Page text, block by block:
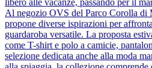
Al negozio OVS del Parco Corolla di
propone diverse ispirazioni per
guardaroba versatile. La proposta
come T-shirt e polo a camicie,
selezione dedicata anche alla moda